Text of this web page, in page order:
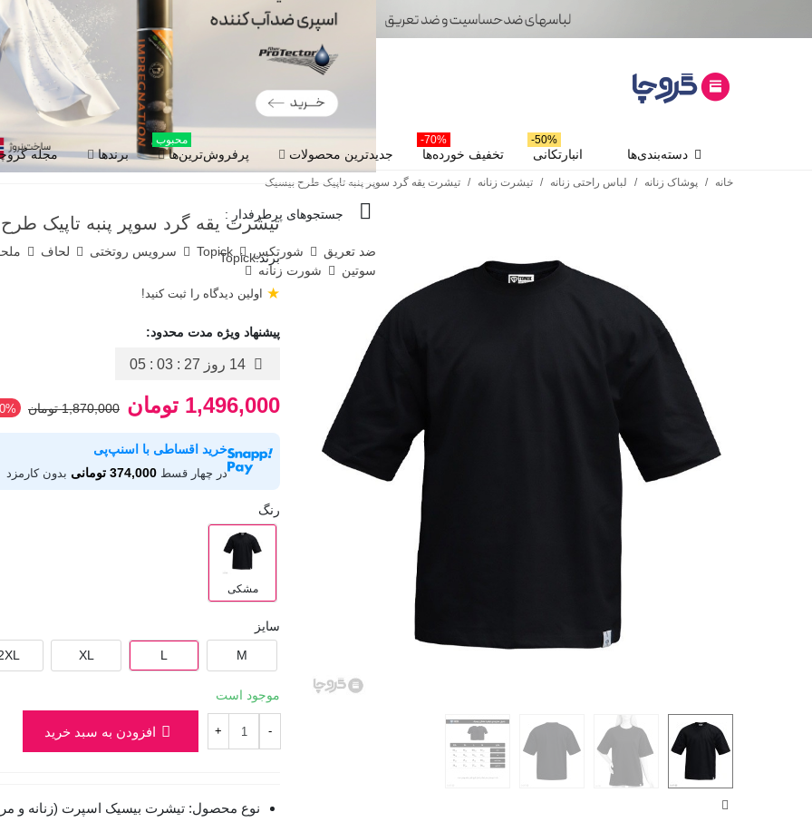
جستجوهای پرطرفدار :
ضد تعریق شورتکس Topick سرویس روتختی لحاف
سوتین
شورت زنانه
دسته‌بندی‌ها انبارتکانی
50%-
تخفیف خورده‌ها
70%-
جدیدترین محصولات پرفروش‌ترین‌ها
محبوب
برندها مجله
خانه / پوشاک زنانه / لباس راحتی زنانه / تیشرت زنانه / تیشرت یقه گرد سوپر پنبه تاپیک طرح بیسیک
تیشرت یقه گرد سوپر پنبه تاپیک
برند:Topick
اولین دیدگاه را ثبت کنید! ★
پیشنهاد ویژه مدت محدود:
14 روز 05 : 03 : 26
1,496,000 تومان 1,870,000 تومان
خرید اقساطی با اسنپ‌پی
در چهار قسط 374,000 تومانی بدون کارمزد
رنگ
مشکی
سایز
M
L
XL
موجود است
-
+ افزودن به سبد خرید
نوع محصول: تیشرت بیسیک اسپرت (زنانه و